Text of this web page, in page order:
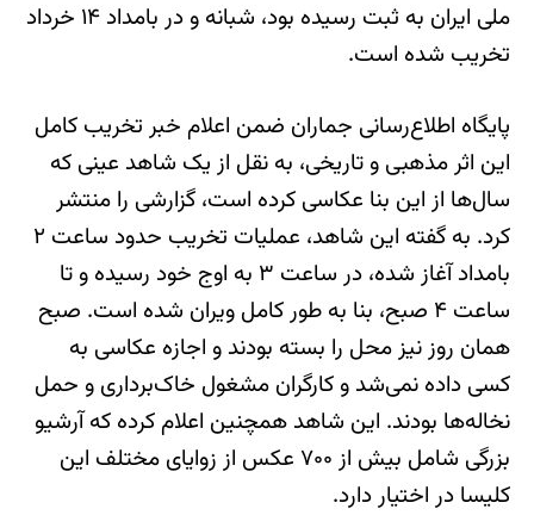
ملی ایران به ثبت رسیده بود، شبانه و در بامداد ۱۴ خرداد
تخریب شده است.
پایگاه اطلاع‌رسانی جماران ضمن اعلام خبر تخریب کامل
این اثر مذهبی و تاریخی، به نقل از یک شاهد عینی که
سال‌ها از این بنا عکاسی کرده است، گزارشی را منتشر
کرد. به گفته این شاهد، عملیات تخریب حدود ساعت ۲
بامداد آغاز شده، در ساعت ۳ به اوج خود رسیده و تا
ساعت ۴ صبح، بنا به طور کامل ویران شده است. صبح
همان روز نیز محل را بسته بودند و اجازه عکاسی به
کسی داده نمی‌شد و کارگران مشغول خاک‌برداری و حمل
نخاله‌ها بودند. این شاهد همچنین اعلام کرده که آرشیو
بزرگی شامل بیش از ۷۰۰ عکس از زوایای مختلف این
کلیسا در اختیار دارد.